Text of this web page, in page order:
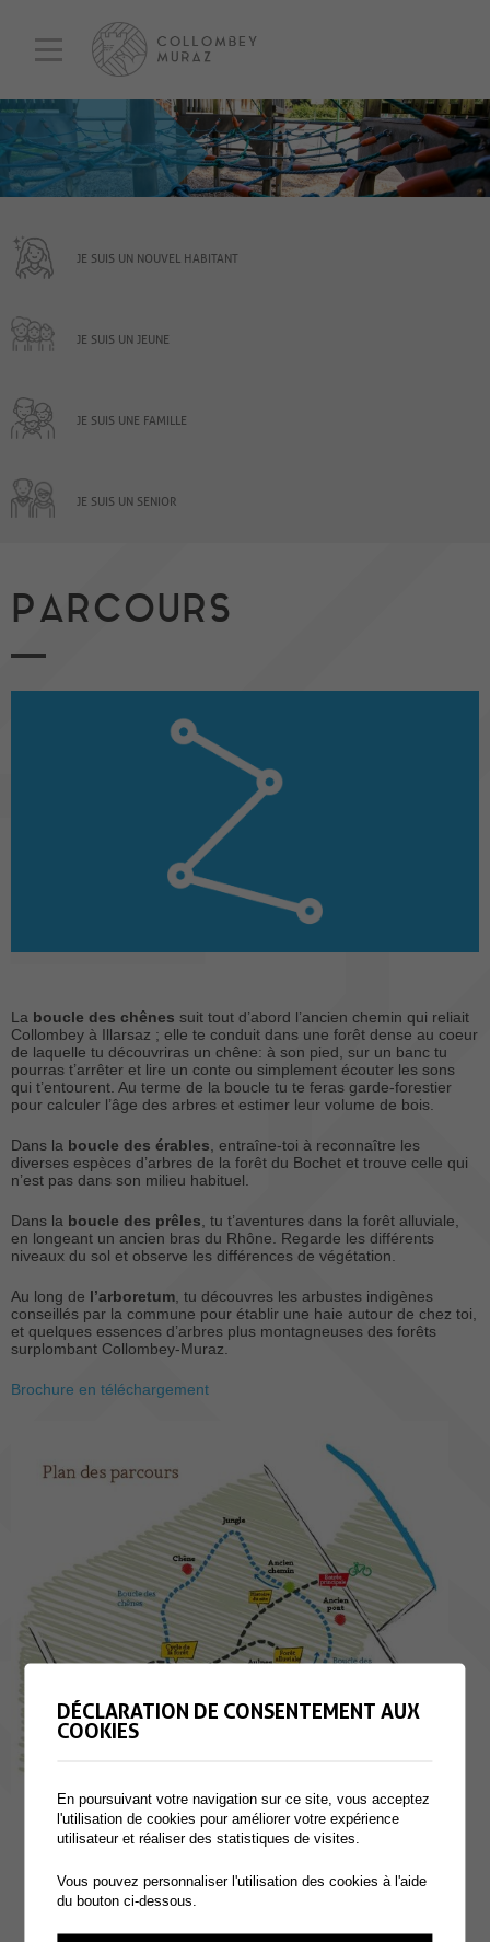
JE SUIS UN NOUVEL HABITANT
JE SUIS UN JEUNE
JE SUIS UNE FAMILLE
JE SUIS UN SENIOR
PARCOURS
La boucle des chênes suit tout d’abord l’ancien chemin qui reliait
Collombey à Illarsaz ; elle te conduit dans une forêt dense au coeur
de laquelle tu découvriras un chêne: à son pied, sur un banc tu
pourras t’arrêter et lire un conte ou simplement écouter les sons
qui t’entourent. Au terme de la boucle tu te feras garde-forestier
pour calculer l’âge des arbres et estimer leur volume de bois.
Dans la boucle des érables, entraîne-toi à reconnaître les
diverses espèces d’arbres de la forêt du Bochet et trouve celle qui
n’est pas dans son milieu habituel.
Dans la boucle des prêles, tu t’aventures dans la forêt alluviale,
en longeant un ancien bras du Rhône. Regarde les différents
niveaux du sol et observe les différences de végétation.
Au long de l’arboretum, tu découvres les arbustes indigènes
conseillés par la commune pour établir une haie autour de chez toi,
et quelques essences d’arbres plus montagneuses des forêts
surplombant Collombey-Muraz.
Brochure en téléchargement
DÉCLARATION DE CONSENTEMENT AUX
COOKIES
En poursuivant votre navigation sur ce site, vous acceptez
l'utilisation de cookies pour améliorer votre expérience
utilisateur et réaliser des statistiques de visites.
Vous pouvez personnaliser l'utilisation des cookies à l'aide
du bouton ci-dessous.